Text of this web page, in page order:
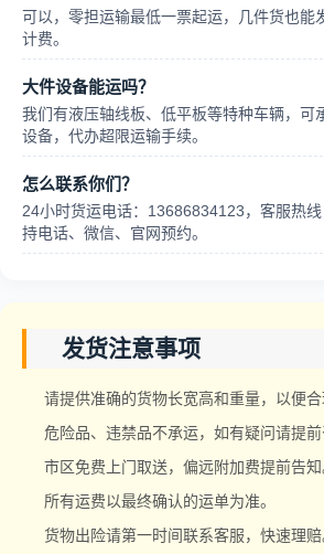
可以，零担运输最低一票起运，几件货也能
计费。
大件设备能运吗？
我们有液压轴线板、低平板等特种车辆，可
设备，代办超限运输手续。
怎么联系你们？
24小时货运电话：13686834123，客服热
持电话、微信、官网预约。
发货注意事项
请提供准确的货物长宽高和重量，以便合
危险品、违禁品不承运，如有疑问请提前
市区免费上门取送，偏远附加费提前告知
所有运费以最终确认的运单为准。
货物出险请第一时间联系客服，快速理赔